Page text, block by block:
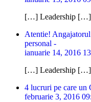
[…] Leadership […]
Atentie!
personal -
ianuarie 14, 2016
[…] Leadership […]
4 lucruri pe care un
februarie 3, 2016